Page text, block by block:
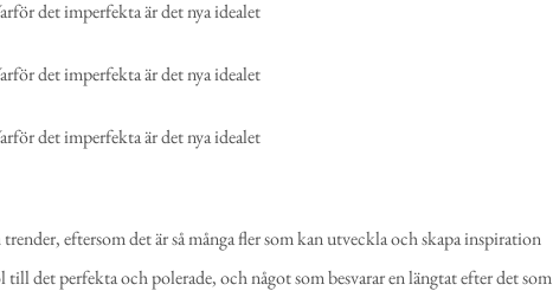
eftersom det är så många fler som kan utveckla och skapa inspiration
det perfekta och polerade, och något som besvarar en längtat efter det som